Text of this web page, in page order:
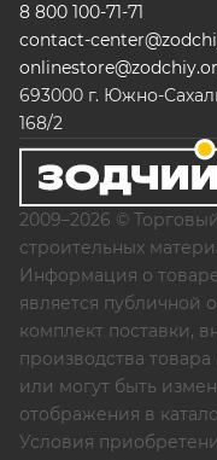
8 800 100-71-71
contact-
693000 г. Южно-
168/2
2009–2026 ©
строительных
Информация о
является публичной
комплект поставки,
производства товара
или могут быть
отображения в
Условия